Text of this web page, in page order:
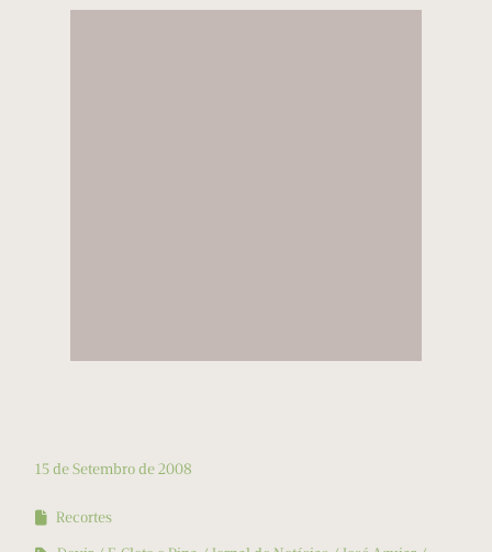
15 de Setembro de 2008
Recortes